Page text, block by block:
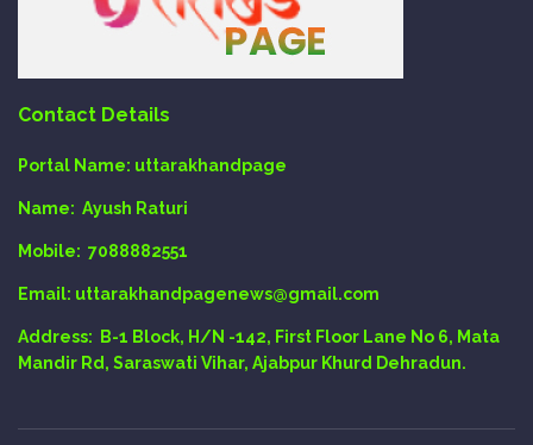
Contact Details
Portal Name: uttarakhandpage
Name: Ayush Raturi
Mobile: 7088882551
Email: uttarakhandpagenews@gmail.com
Address: B-1 Block, H/N -142, First Floor Lane No 6, Mata
Mandir Rd, Saraswati Vihar, Ajabpur Khurd Dehradun.